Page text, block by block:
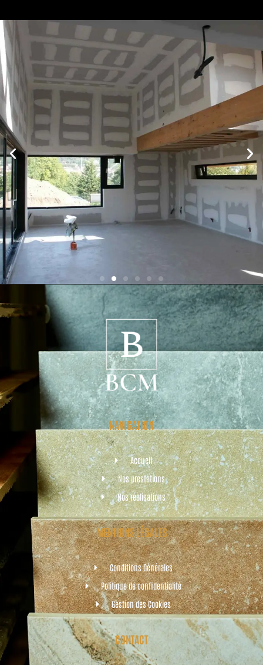
NAVIGATION
Accueil
Nos prestations
Nos réalisations
MENTIONS LÉGALES
Conditions Générales
Politique de confidentialité
Gestion des Cookies
CONTACT